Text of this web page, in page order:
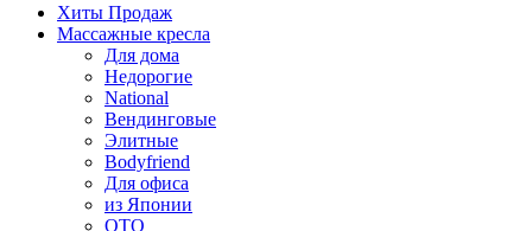
Хиты Продаж
Массажные кресла
Для дома
Недорогие
National
Вендинговые
Элитные
Bodyfriend
Для офиса
из Японии
OTO